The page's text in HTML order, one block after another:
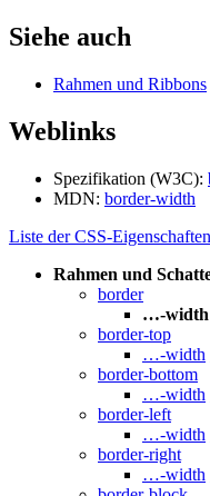
Siehe auch
Rahmen und Ribbons
Weblinks
Spezifikation (W3C):
MDN: border-width
Liste der CSS-Eigenschaften
Rahmen und
border
…-width
border-top
…-width
border-bottom
…-width
border-left
…-width
border-right
…-width